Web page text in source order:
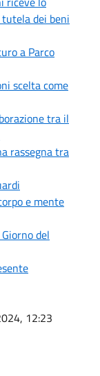
dei beni
a Parco
scelta come
tra il
rassegna tra
e mente
del
12:23